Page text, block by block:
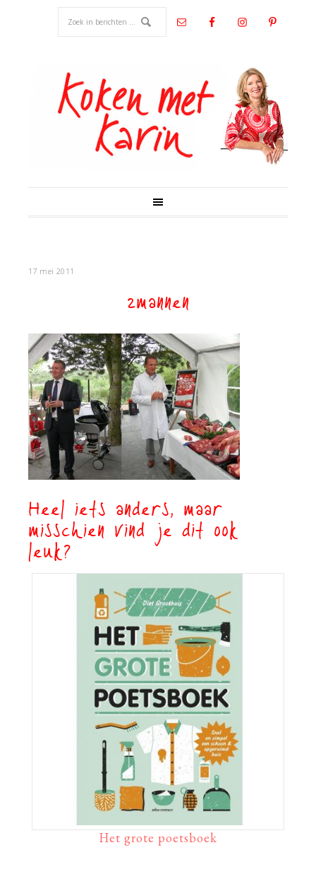
17 mei 2011
2mannen
Heel iets anders, maar
misschien vind je dit ook
leuk?
Het grote poetsboek